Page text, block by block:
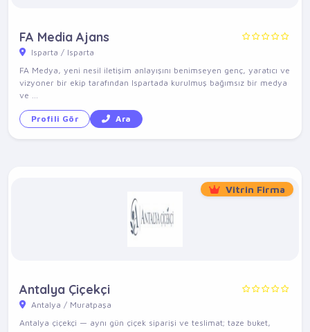
FA Media Ajans
Isparta / Isparta
FA Medya, yeni nesil iletişim anlayışını benimseyen genç, yaratıcı ve
vizyoner bir ekip tarafından Ispartada kurulmuş bağımsız bir medya
ve ...
Profili Gör Ara
Vitrin Firma
Antalya Çiçekçi
Antalya / Muratpaşa
Antalya çiçekçi — aynı gün çiçek siparişi ve teslimat; taze buket,